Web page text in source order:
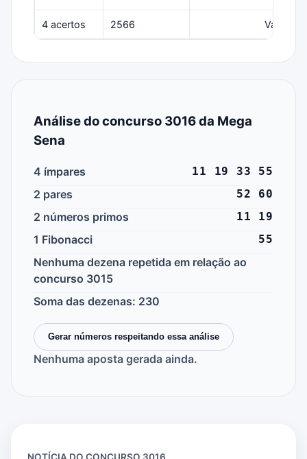
4 acertos 2566 Várias
Análise do concurso 3016 da Mega
Sena
4 ímpares 11 19 33 55
2 pares 52 60
2 números primos 11 19
1 Fibonacci 55
Nenhuma dezena repetida em relação ao
concurso 3015
Soma das dezenas: 230
Gerar números respeitando essa análise
Nenhuma aposta gerada ainda.